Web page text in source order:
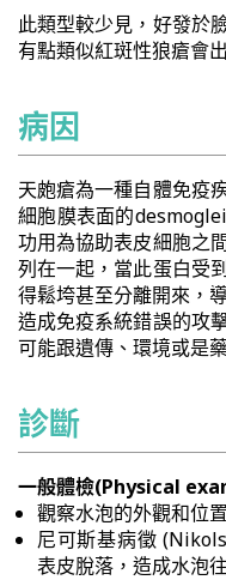
此類型較少見，好發於
有點類似紅斑性狼瘡會
病因
天皰瘡為一種自體免疫
細胞膜表面的
功用為協助表皮細胞之
列在一起，當此蛋白受
得鬆垮甚至分離開來，
造成免疫系統錯誤的攻
可能跟遺傳、環境或是
診斷
一般體檢(Physical
觀察水泡的外觀和位置
尼可斯基病徵
表皮脫落，造成水泡